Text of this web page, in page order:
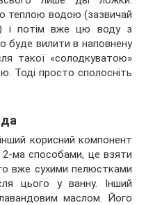
теплою водою (зазвичай
і потім вже цю воду з
буде вилити в наповнену
такої «солодкуватою»
Тоді просто сполосніть
корисний компонент
ма способами, це взяти
вже сухими пелюстками
цього у ванну. Інший
маслом. Його